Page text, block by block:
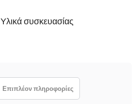
Υλικά συσκευασίας
Επιπλέον πληροφορίες